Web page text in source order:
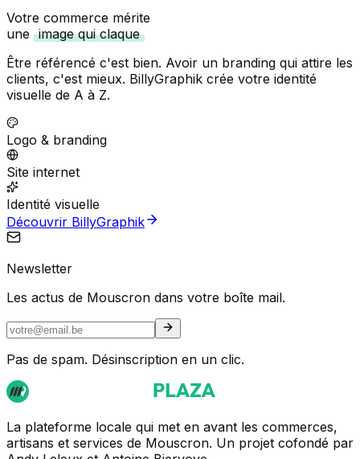
Votre commerce mérite
une image qui claque
Être référencé c'est bien. Avoir un branding qui attire les
clients, c'est mieux. BillyGraphik crée votre identité
visuelle de A à Z.
Logo & branding
Site internet
Identité visuelle
Découvrir BillyGraphik
Newsletter
Les actus de Mouscron dans votre boîte mail.
Pas de spam. Désinscription en un clic.
La plateforme locale qui met en avant les commerces,
artisans et services de Mouscron. Un projet cofondé par